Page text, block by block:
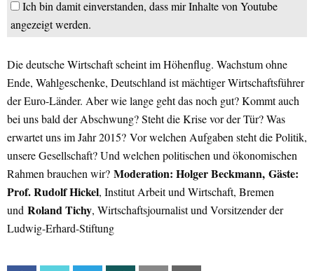
Ich bin damit einverstanden, dass mir Inhalte von Youtube
angezeigt werden.
Die deutsche Wirtschaft scheint im Höhenflug. Wachstum ohne
Ende, Wahlgeschenke, Deutschland ist mächtiger Wirtschaftsführer
der Euro-Länder. Aber wie lange geht das noch gut? Kommt auch
bei uns bald der Abschwung? Steht die Krise vor der Tür? Was
erwartet uns im Jahr 2015? Vor welchen Aufgaben steht die Politik,
unsere Gesellschaft? Und welchen politischen und ökonomischen
Rahmen brauchen wir? Moderation: Holger Beckmann, Gäste:
Prof. Rudolf Hickel, Institut Arbeit und Wirtschaft, Bremen
und Roland Tichy, Wirtschaftsjournalist und Vorsitzender der
Ludwig-Erhard-Stiftung